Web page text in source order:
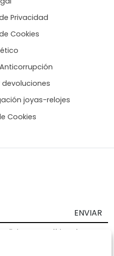
Privacidad
Cookies
devoluciones
joyas-relojes
Cookies
ENVIAR
Política de